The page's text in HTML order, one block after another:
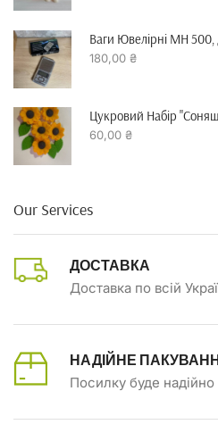
Ваги Ювелірні MH 500,
180,00 ₴
Цукровий Набір
60,00 ₴
Our Services
ДОСТАВКА
Доставка по всій
НАДІЙНЕ
Посилку буде надійно